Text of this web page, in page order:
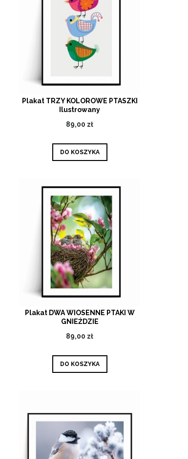
Plakat TRZY KOLOROWE PTASZKI
Ilustrowany
89,00 zł
DO KOSZYKA
Plakat DWA WIOSENNE PTAKI W
GNIEŹDZIE
89,00 zł
DO KOSZYKA